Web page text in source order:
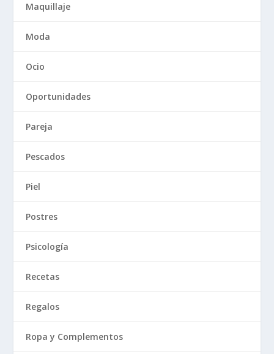
Maquillaje
Moda
Ocio
Oportunidades
Pareja
Pescados
Piel
Postres
Psicología
Recetas
Regalos
Ropa y Complementos